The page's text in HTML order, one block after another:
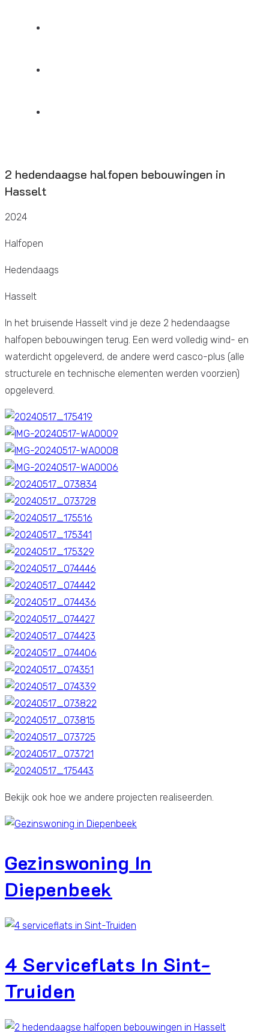
2 hedendaagse halfopen bebouwingen in
Hasselt
2024
Halfopen
Hedendaags
Hasselt
In het bruisende Hasselt vind je deze 2 hedendaagse
halfopen bebouwingen terug. Een werd volledig wind- en
waterdicht opgeleverd, de andere werd casco-plus (alle
structurele en technische elementen werden voorzien)
opgeleverd.
Bekijk ook hoe we andere projecten realiseerden.
Gezinswoning In
Diepenbeek
4 Serviceflats In Sint-
Truiden